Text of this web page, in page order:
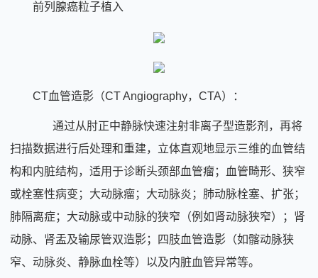
前列腺癌粒子植入
CT血管造影（CT Angiography，CTA）：
通过从肘正中静脉快速注射非离子型造影剂，再将
扫描数据进行后处理和重建，立体直观地显示三维的血管结
构和内脏结构，适用于诊断头颈部血管瘤；血管畸形、狭窄
或栓塞性病变；大动脉瘤；大动脉炎；肺动脉栓塞、扩张；
肺隔离症；大动脉或中动脉的狭窄（例如肾动脉狭窄）；肾
动脉、肾盂及输尿管双造影；四肢血管造影（如髂动脉狭
窄、动脉炎、静脉血栓等）以及内脏血管异常等。